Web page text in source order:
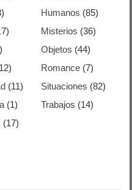
Humanos (85)
Misterios (36)
Objetos (44)
Romance(7)
(11) Situaciones (82)
(1) Trabajos (14)
(17)